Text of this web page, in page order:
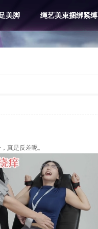
美脚 绳艺美束捆绑紧缚
真是反差呢。